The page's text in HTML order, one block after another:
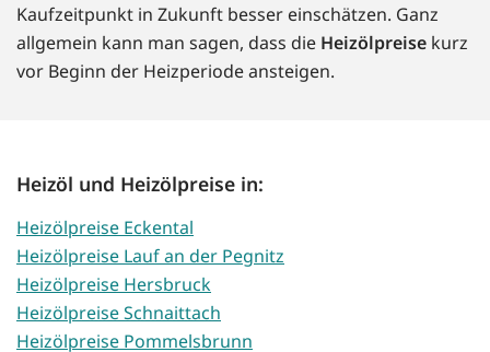
Kaufzeitpunkt in Zukunft besser einschätzen. Ganz
allgemein kann man sagen, dass die Heizölpreise kurz
vor Beginn der Heizperiode ansteigen.
Heizöl und Heizölpreise in:
Heizölpreise Eckental
Heizölpreise Lauf an der Pegnitz
Heizölpreise Hersbruck
Heizölpreise Schnaittach
Heizölpreise Pommelsbrunn